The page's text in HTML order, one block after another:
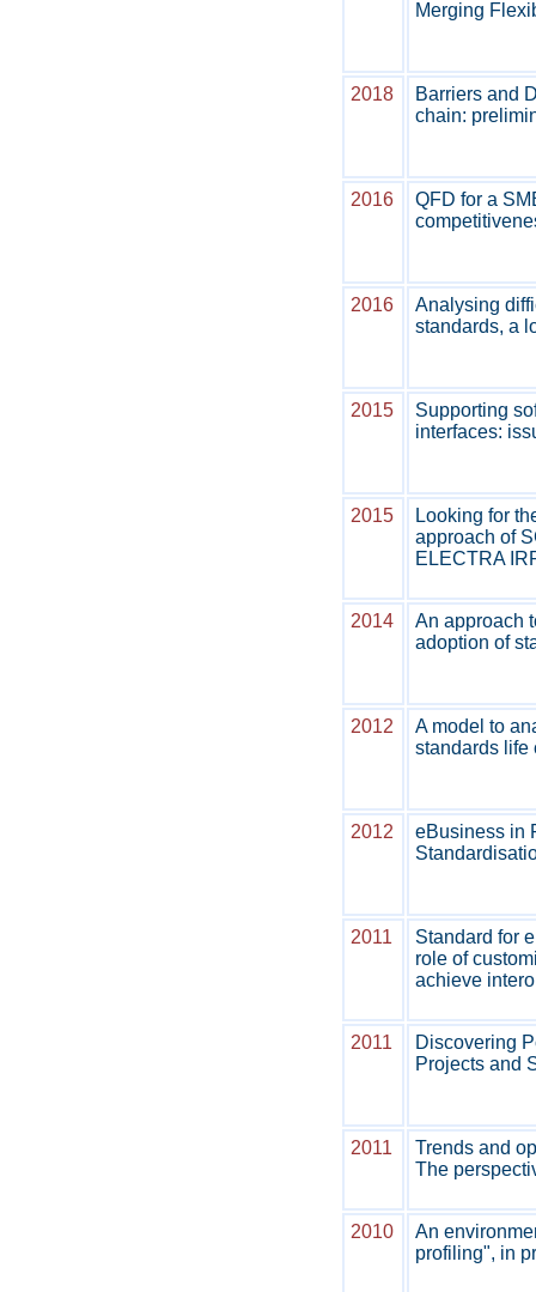
Merging
2018
Barriers and
chain:
2016
QFD for a
2016
Analysing
standards, a
2015
Supporting
interfaces:
2015
Looking for
approach of
ELECTRA
2014
An approach
adoption of
2012
A model to
standards life
2012
eBusiness in
2011
Standard for
role of
achieve
2011
Discovering
Projects and
2011
Trends and
The
2010
An
profiling", in